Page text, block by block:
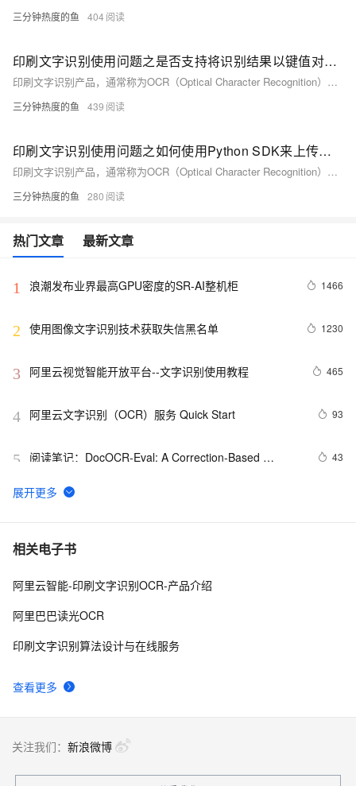
三分钟热度的鱼 404
印刷文字识别使用问题之是否支持将识别结果以键值对（key-value）的形式返回
印刷文字识别产品，通常称为OCR（Optical Character Recognition）技术，是一种将图像中的印刷或手写文字转换为机器编码文本的过程。这项技术广泛应用于多个行业和场景中，显著提升文档处理、信息提取和数据录入的效率。以下是印刷文字识别产品的一些典型使用合集。
三分钟热度的鱼 439
印刷文字识别使用问题之如何使用Python SDK来上传图片并获取识别结果
印刷文字识别产品，通常称为OCR（Optical Character Recognition）技术，是一种将图像中的印刷或手写文字转换为机器编码文本的过程。这项技术广泛应用于多个行业和场景中，显著提升文档处理、信息提取和数据录入的效率。以下是印刷文字识别产品的一些典型使用合集。
三分钟热度的鱼 280
热门文章 最新文章
1 浪潮发布业界最高GPU密度的SR-AI整机柜 1466
2 使用图像文字识别技术获取失信黑名单 1230
3 阿里云视觉智能开放平台--文字识别使用教程 465
4 阿里云文字识别（OCR）服务 Quick Start 93
5
阅读笔记：DocOCR-Eval: A Correction-Based
Truth
43
6 分析对比大模型OCR、传统OCR和深度学习OCR
7 【全自动改PDF名】批量OCR识别提取PDF自定义指定
批量重命名
8 阿里云文字识别（OCR）票据凭证识别Python SDK调用
文字内容，用内容批量给PDF命名或者导出表格，学会
名PDF文件，PDF自动提取内容命名的方案和详细步骤
相关电子书
查看更多
阿里云智能-印刷文字识别OCR-产品介绍
阿里巴巴读光OCR
印刷文字识别算法设计与在线服务
关注我们： 新浪微博